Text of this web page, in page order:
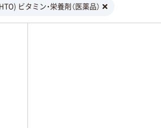
ビタミン・栄養剤（医薬品）